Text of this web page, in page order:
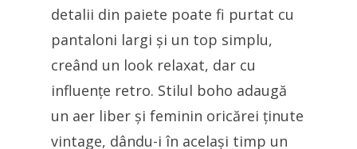
detalii din paiete poate fi purtat cu
pantaloni largi și un top simplu,
creând un look relaxat, dar cu
influențe retro. Stilul boho adaugă
un aer liber și feminin oricărei ținute
vintage, dându-i în același timp un